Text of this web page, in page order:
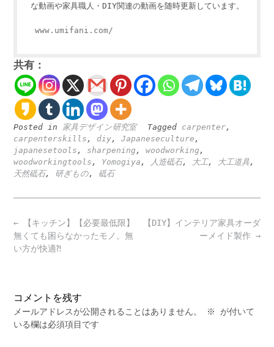
な動画や家具職人・DIY関連の動画を随時更新しています。
www.umifani.com/
共有：
Posted in 家具デザイン研究室 Tagged carpenter,
carpenterskills , diy, Japaneseculture ,
japanesetools , sharpening , woodworking ,
woodworkingtools , Yomogiya , 人造砥石, 大工, 大工道具,
天然砥石, 研ぎもの, 砥石
Post
navigation
【DIY】インテリア家具オーダ
ーメイド製作 →
← 【キッチン】【必要最低限】
無くても困らなかったモノ。無
い方が快適⁈
コメントを残す
メールアドレスが公開されることはありません。 ※
が付いて
いる欄は必須項目です